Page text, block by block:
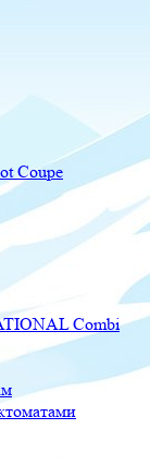
Coupe
Combi